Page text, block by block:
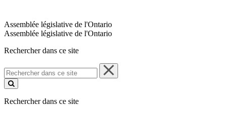
Assemblée législative de l'Ontario
Assemblée législative de l'Ontario
Rechercher dans ce site
Rechercher
dans
ce
Rechercher dans ce site